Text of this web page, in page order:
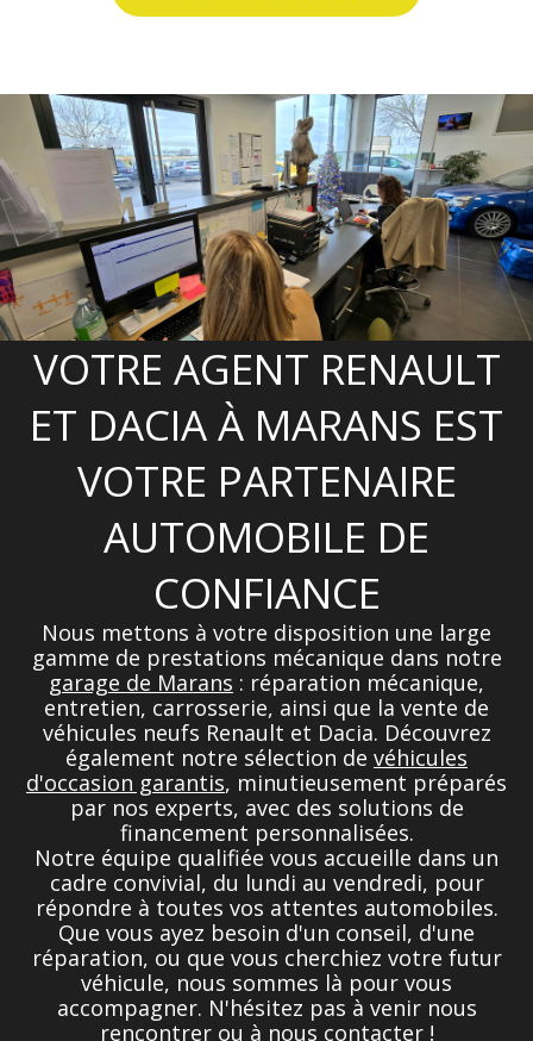
VOTRE AGENT RENAULT
ET DACIA À MARANS EST
VOTRE PARTENAIRE
AUTOMOBILE DE
CONFIANCE
Nous mettons à votre disposition une large
gamme de prestations mécanique dans notre
garage de Marans : réparation mécanique,
entretien, carrosserie, ainsi que la vente de
véhicules neufs Renault et Dacia. Découvrez
également notre sélection de véhicules
d'occasion garantis, minutieusement préparés
par nos experts, avec des solutions de
financement personnalisées.
Notre équipe qualifiée vous accueille dans un
cadre convivial, du lundi au vendredi, pour
répondre à toutes vos attentes automobiles.
Que vous ayez besoin d'un conseil, d'une
réparation, ou que vous cherchiez votre futur
véhicule, nous sommes là pour vous
accompagner. N'hésitez pas à venir nous
rencontrer ou à nous contacter !